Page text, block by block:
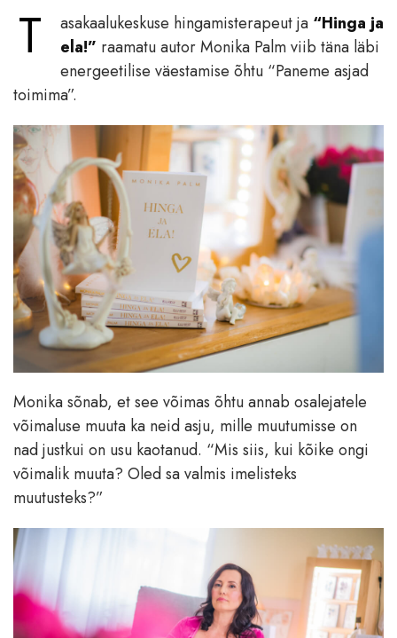
T asakaalukeskuse hingamisterapeut ja “Hinga ja
ela!” raamatu autor Monika Palm viib täna läbi
energeetilise väestamise õhtu “Paneme asjad
toimima”.
Monika sõnab, et see võimas õhtu annab osalejatele
võimaluse muuta ka neid asju, mille muutumisse on
nad justkui on usu kaotanud. “Mis siis, kui kõike ongi
võimalik muuta? Oled sa valmis imelisteks
muutusteks?”